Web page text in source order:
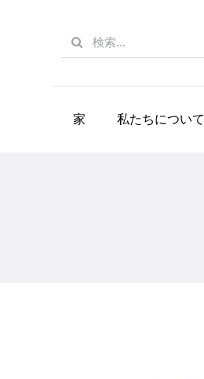
Search
for:
家 私たちについて